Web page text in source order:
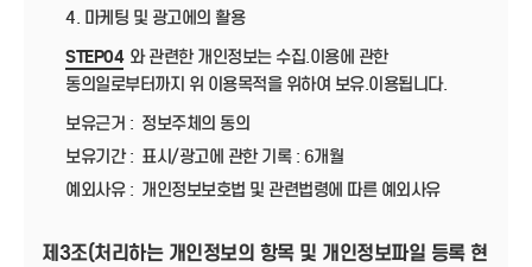
4. 마케팅 및 광고에의 활용
STEP04 와 관련한 개인정보는 수집.이용에 관한
동의일로부터까지 위 이용목적을 위하여 보유.이용됩니다.
보유근거 : 정보주체의 동의
보유기간 : 표시/광고에 관한 기록 : 6개월
예외사유 : 개인정보보호법 및 관련법령에 따른 예외사유
제3조(처리하는 개인정보의 항목 및 개인정보파일 등록 현